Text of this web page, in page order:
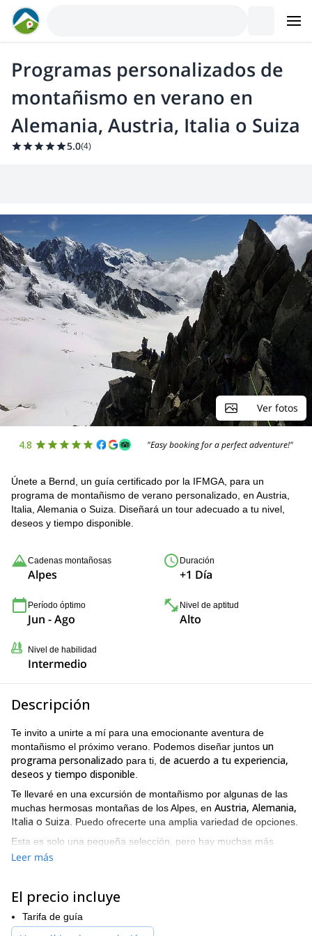
Programas personalizados de
montañismo en verano en
Alemania, Austria, Italia o Suiza
5.0(4)
Ver fotos
4.8 "Easy booking for a perfect adventure!"
Únete a Bernd, un guía certificado por la IFMGA, para un
programa de montañismo de verano personalizado, en Austria,
Italia, Alemania o Suiza. Diseñará un tour adecuado a tu nivel,
deseos y tiempo disponible.
Cadenas montañosas
Alpes
Duración
+1 Día
Período óptimo
Jun - Ago
Nivel de aptitud
Alto
Nivel de habilidad
Intermedio
Descripción
Te invito a unirte a mí para una emocionante aventura de
montañismo el próximo verano. Podemos diseñar juntos un
programa personalizado para ti, de acuerdo a tu experiencia,
deseos y tiempo disponible
Te llevaré en una excursión de montañismo por algunas de las
muchas hermosas montañas de los Alpes, en Austria, Alemania,
Italia o Suiza . Puedo ofrecerte una amplia variedad de opciones.
Esta es solo una pequeña selección, pero hay muchas más
impresionantes montañas para elegir:
Lafatscher – Noroeste
Lalidererspitze (2588m), Cara Norte (Herzogkante)
Leer más
El precio incluye
Tarifa de guía